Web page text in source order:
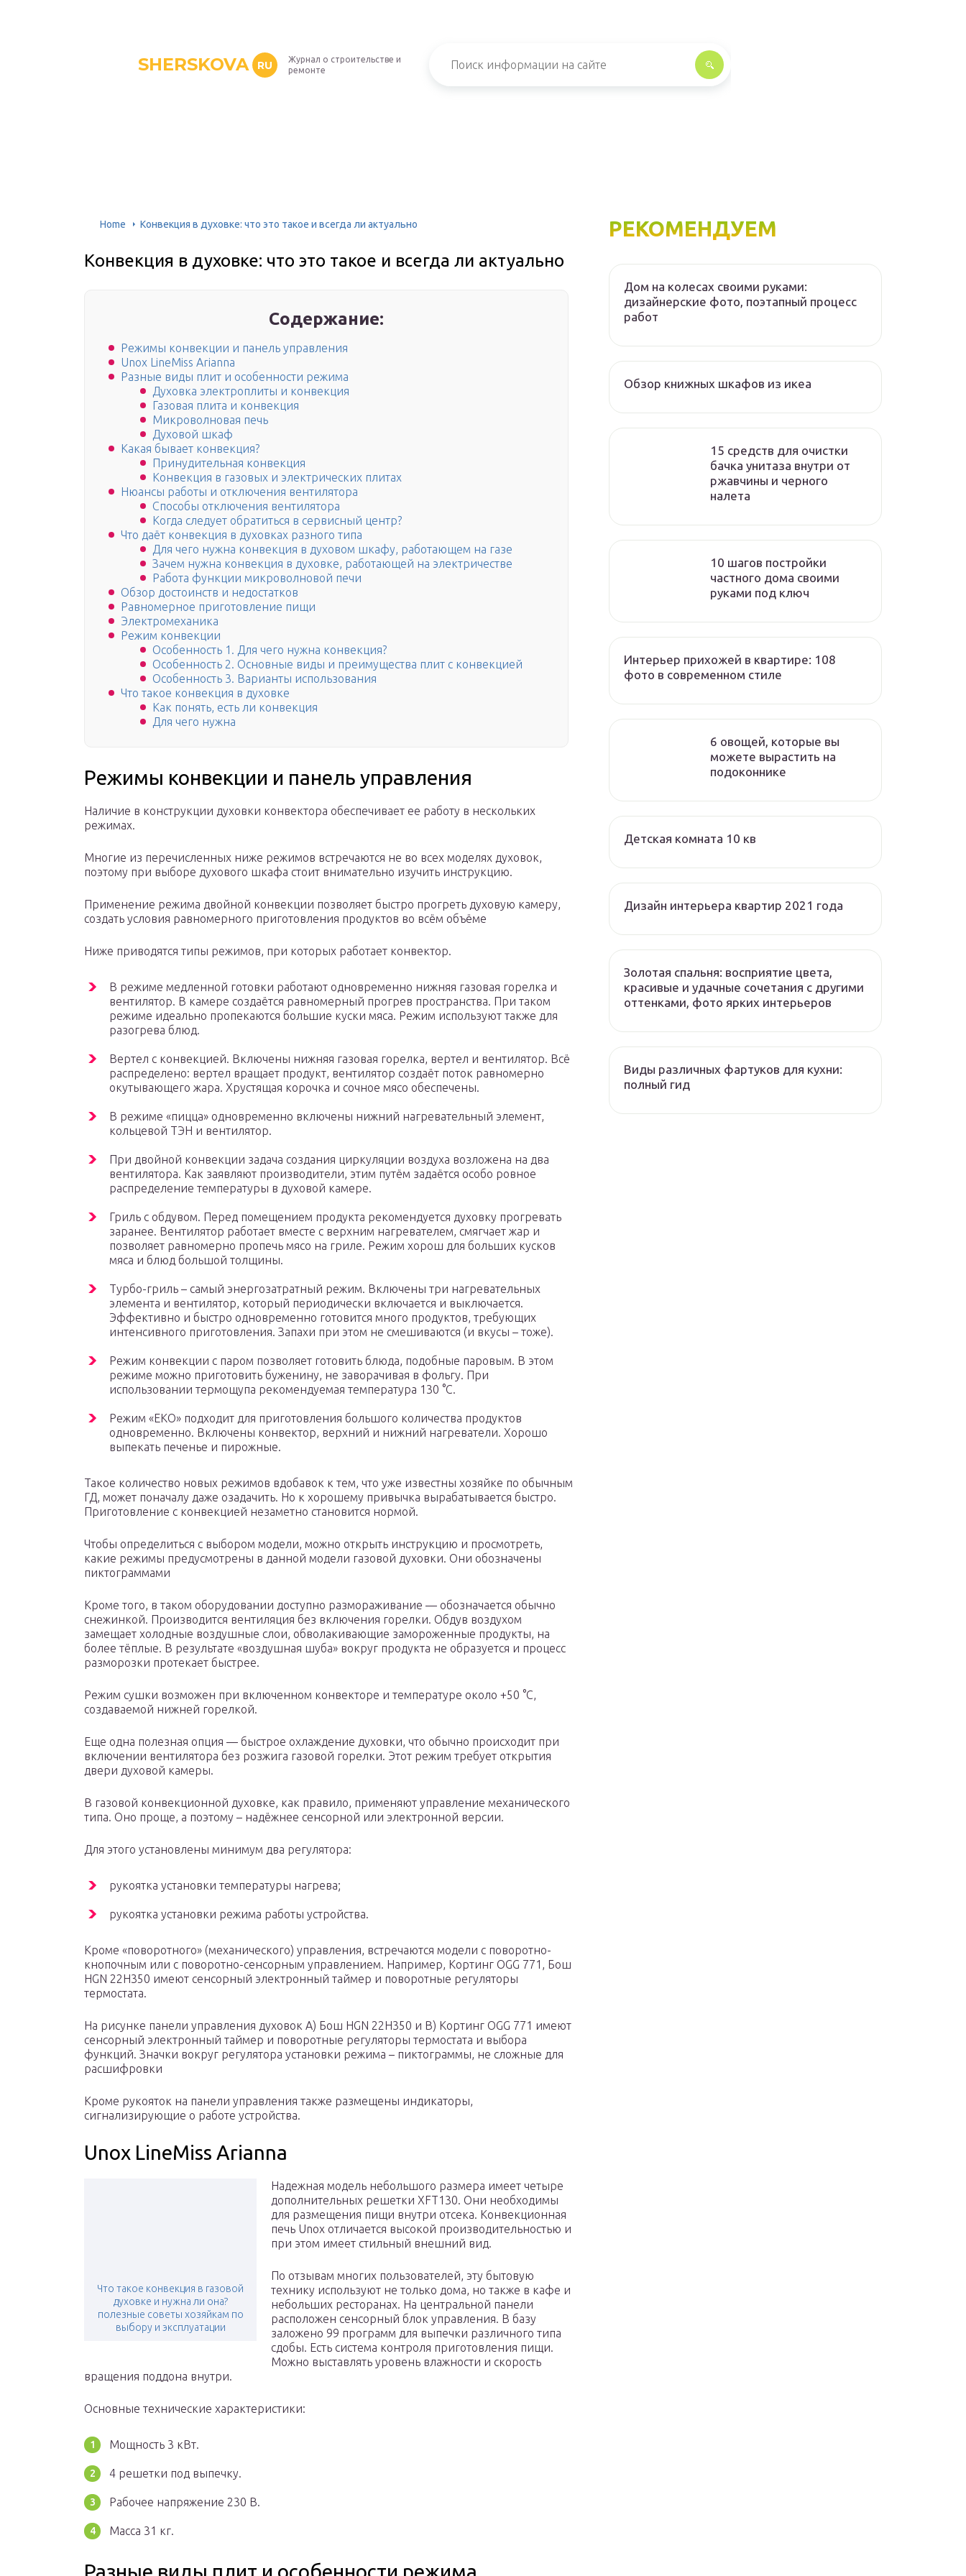
SHERSKOVA RU
Журнал о строительстве и
ремонте
Home Конвекция в духовке: что это такое и всегда ли актуально
Конвекция в духовке: что это такое и всегда ли актуально
Содержание:
Режимы конвекции и панель управления
Unox LineMiss Arianna
Разные виды плит и особенности режима
Духовка электроплиты и конвекция
Газовая плита и конвекция
Микроволновая печь
Духовой шкаф
Какая бывает конвекция?
Принудительная конвекция
Конвекция в газовых и электрических плитах
Нюансы работы и отключения вентилятора
Способы отключения вентилятора
Когда следует обратиться в сервисный центр?
Что даёт конвекция в духовках разного типа
Для чего нужна конвекция в духовом шкафу, работающем на газе
Зачем нужна конвекция в духовке, работающей на электричестве
Работа функции микроволновой печи
Обзор достоинств и недостатков
Равномерное приготовление пищи
Электромеханика
Режим конвекции
Особенность 1. Для чего нужна конвекция?
Особенность 2. Основные виды и преимущества плит с конвекцией
Особенность 3. Варианты использования
Что такое конвекция в духовке
Как понять, есть ли конвекция
Для чего нужна
Режимы конвекции и панель управления
Наличие в конструкции духовки конвектора обеспечивает ее работу в нескольких
режимах.
Многие из перечисленных ниже режимов встречаются не во всех моделях духовок,
поэтому при выборе духового шкафа стоит внимательно изучить инструкцию.
Применение режима двойной конвекции позволяет быстро прогреть духовую камеру,
создать условия равномерного приготовления продуктов во всём объёме
Ниже приводятся типы режимов, при которых работает конвектор.
В режиме медленной готовки работают одновременно нижняя газовая горелка и
вентилятор. В камере создаётся равномерный прогрев пространства. При таком
режиме идеально пропекаются большие куски мяса. Режим используют также для
разогрева блюд.
Вертел с конвекцией. Включены нижняя газовая горелка, вертел и вентилятор. Всё
распределено: вертел вращает продукт, вентилятор создаёт поток равномерно
окутывающего жара. Хрустящая корочка и сочное мясо обеспечены.
В режиме «пицца» одновременно включены нижний нагревательный элемент,
кольцевой ТЭН и вентилятор.
При двойной конвекции задача создания циркуляции воздуха возложена на два
вентилятора. Как заявляют производители, этим путём задаётся особо ровное
распределение температуры в духовой камере.
Гриль с обдувом. Перед помещением продукта рекомендуется духовку прогревать
заранее. Вентилятор работает вместе с верхним нагревателем, смягчает жар и
позволяет равномерно пропечь мясо на гриле. Режим хорош для больших кусков
мяса и блюд большой толщины.
Турбо-гриль – самый энергозатратный режим. Включены три нагревательных
элемента и вентилятор, который периодически включается и выключается.
Эффективно и быстро одновременно готовится много продуктов, требующих
интенсивного приготовления. Запахи при этом не смешиваются (и вкусы – тоже).
Режим конвекции с паром позволяет готовить блюда, подобные паровым. В этом
режиме можно приготовить буженину, не заворачивая в фольгу. При
использовании термощупа рекомендуемая температура 130 °С.
Режим «ЕКО» подходит для приготовления большого количества продуктов
одновременно. Включены конвектор, верхний и нижний нагреватели. Хорошо
выпекать печенье и пирожные.
Такое количество новых режимов вдобавок к тем, что уже известны хозяйке по обычным
ГД, может поначалу даже озадачить. Но к хорошему привычка вырабатывается быстро.
Приготовление с конвекцией незаметно становится нормой.
Чтобы определиться с выбором модели, можно открыть инструкцию и просмотреть,
какие режимы предусмотрены в данной модели газовой духовки. Они обозначены
пиктограммами
Кроме того, в таком оборудовании доступно размораживание — обозначается обычно
снежинкой. Производится вентиляция без включения горелки. Обдув воздухом
замещает холодные воздушные слои, обволакивающие замороженные продукты, на
более тёплые. В результате «воздушная шуба» вокруг продукта не образуется и процесс
разморозки протекает быстрее.
Режим сушки возможен при включенном конвекторе и температуре около +50 °С,
создаваемой нижней горелкой.
Еще одна полезная опция — быстрое охлаждение духовки, что обычно происходит при
включении вентилятора без розжига газовой горелки. Этот режим требует открытия
двери духовой камеры.
В газовой конвекционной духовке, как правило, применяют управление механического
типа. Оно проще, а поэтому – надёжнее сенсорной или электронной версии.
Для этого установлены минимум два регулятора:
рукоятка установки температуры нагрева;
рукоятка установки режима работы устройства.
Кроме «поворотного» (механического) управления, встречаются модели с поворотно-
кнопочным или с поворотно-сенсорным управлением. Например, Кортинг OGG 771, Бош
HGN 22H350 имеют сенсорный электронный таймер и поворотные регуляторы
термостата.
На рисунке панели управления духовок А) Бош HGN 22H350 и В) Кортинг OGG 771 имеют
сенсорный электронный таймер и поворотные регуляторы термостата и выбора
функций. Значки вокруг регулятора установки режима – пиктограммы, не сложные для
расшифровки
Кроме рукояток на панели управления также размещены индикаторы,
сигнализирующие о работе устройства.
Unox LineMiss Arianna
Что такое конвекция в газовой
духовке и нужна ли она?
полезные советы хозяйкам по
выбору и эксплуатации
Надежная модель небольшого размера имеет четыре
дополнительных решетки XFT130. Они необходимы
для размещения пищи внутри отсека. Конвекционная
печь Unox отличается высокой производительностью и
при этом имеет стильный внешний вид.
По отзывам многих пользователей, эту бытовую
технику используют не только дома, но также в кафе и
небольших ресторанах. На центральной панели
расположен сенсорный блок управления. В базу
заложено 99 программ для выпечки различного типа
сдобы. Есть система контроля приготовления пищи.
Можно выставлять уровень влажности и скорость
вращения поддона внутри.
Основные технические характеристики:
Мощность 3 кВт.
4 решетки под выпечку.
Рабочее напряжение 230 В.
Масса 31 кг.
Разные виды плит и особенности режима
РЕКОМЕНДУЕМ
Дом на колесах своими руками:
дизайнерские фото, поэтапный процесс
работ
Обзор книжных шкафов из икеа
15 средств для очистки
бачка унитаза внутри от
ржавчины и черного
налета
10 шагов постройки
частного дома своими
руками под ключ
Интерьер прихожей в квартире: 108
фото в современном стиле
6 овощей, которые вы
можете вырастить на
подоконнике
Детская комната 10 кв
Дизайн интерьера квартир 2021 года
Золотая спальня: восприятие цвета,
красивые и удачные сочетания с другими
оттенками, фото ярких интерьеров
Виды различных фартуков для кухни:
полный гид